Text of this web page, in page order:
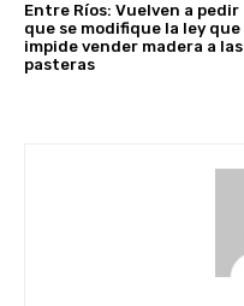
Entre Ríos: Vuelven a pedir
que se modifique la ley que
impide vender madera a las
pasteras